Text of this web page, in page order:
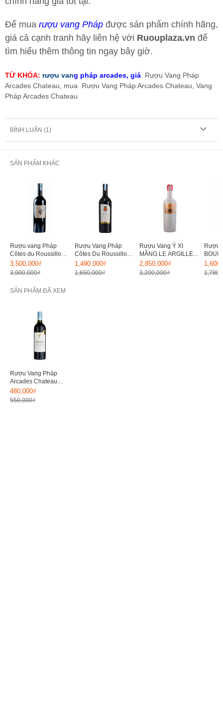
Để mua rượu vang Pháp được sản phẩm chính hãng,
giá cả cạnh tranh hãy liên hệ với Ruouplaza.vn để
tìm hiểu thêm thông tin ngay bây giờ.
TỪ KHÓA: rượu vang pháp arcades, giá Rượu Vang Pháp
Arcades Chateau, mua
Rượu Vang Pháp Arcades Chateau, Vang
Pháp Arcades Chateau
BÌNH LUẬN (1)
SẢN PHẨM KHÁC
Rượu vang Pháp
Côtes du Roussillon
Chateau Rombeau
PHI 15%
3,500,000₫
3,900,000₫
Rượu Vang Pháp
Côtes Du Roussillon
Vieiles Vignes 15%
1,490,000₫
1,650,000₫
Rượu Vang Ý XI
MĂNG LE ARGILLE
Cabernet di Cabernet
15%
2,850,000₫
3,200,000₫
Rượu
15%
SẢN PHẨM ĐÃ XEM
Rượu Vang Pháp
Arcades Chateau
14.5%
480,000₫
550,000₫